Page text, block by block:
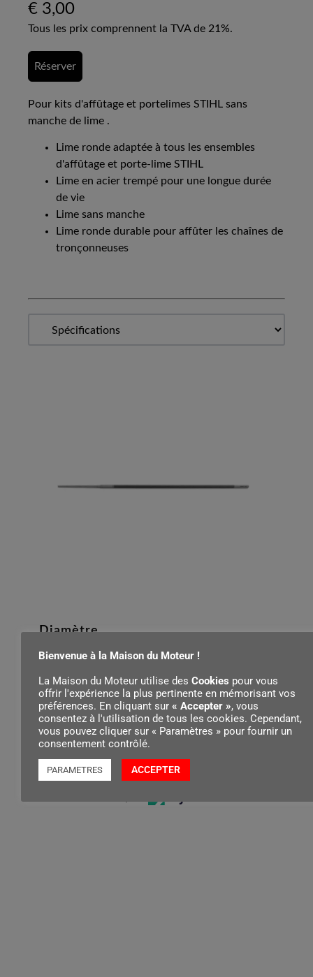
€ 3,00
Tous les prix comprennent la TVA de 21%.
Réserver
Pour kits d'affûtage et portelimes STIHL sans
manche de lime .
Lime ronde adaptée à tous les ensembles
d'affûtage et porte-lime STIHL
Lime en acier trempé pour une longue durée
de vie
Lime sans manche
Lime ronde durable pour affûter les chaînes de
tronçonneuses
Diamètre
3.5 mm
Longueur
200 mm
Bienvenue à la Maison du Moteur !
La Maison du Moteur utilise des Cookies pour vous
offrir l'expérience la plus pertinente en mémorisant vos
préférences. En cliquant sur « Accepter », vous
consentez à l'utilisation de tous les cookies. Cependant,
vous pouvez cliquer sur « Paramètres » pour fournir un
consentement contrôlé.
PARAMETRES ACCEPTER